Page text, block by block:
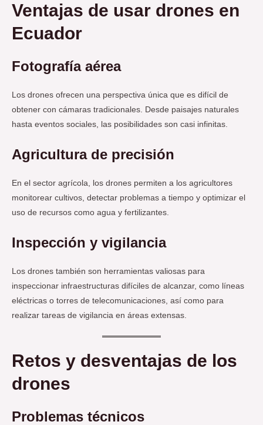
Ventajas de usar drones en
Ecuador
Fotografía aérea
Los drones ofrecen una perspectiva única que es difícil de
obtener con cámaras tradicionales. Desde paisajes naturales
hasta eventos sociales, las posibilidades son casi infinitas.
Agricultura de precisión
En el sector agrícola, los drones permiten a los agricultores
monitorear cultivos, detectar problemas a tiempo y optimizar el
uso de recursos como agua y fertilizantes.
Inspección y vigilancia
Los drones también son herramientas valiosas para
inspeccionar infraestructuras difíciles de alcanzar, como líneas
eléctricas o torres de telecomunicaciones, así como para
realizar tareas de vigilancia en áreas extensas.
Retos y desventajas de los
drones
Problemas técnicos